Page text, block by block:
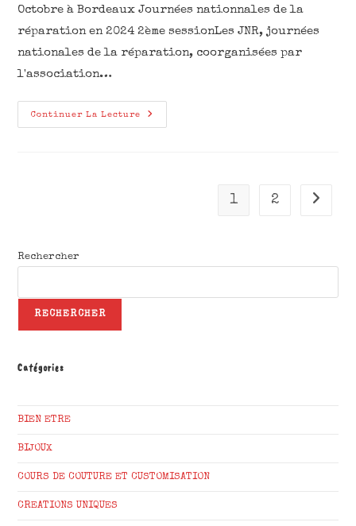
Octobre à Bordeaux Journées nationnales de la
réparation en 2024 2ème sessionLes JNR, journées
nationales de la réparation, coorganisées par
l'association…
Continuer La Lecture
1 2
Rechercher
RECHERCHER
Catégories
BIEN ETRE
BIJOUX
COURS DE COUTURE ET CUSTOMISATION
CREATIONS UNIQUES